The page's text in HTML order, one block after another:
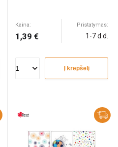
Kaina:
1,39 €
Pristatymas:
1-7 d.d.
Į krepšelį